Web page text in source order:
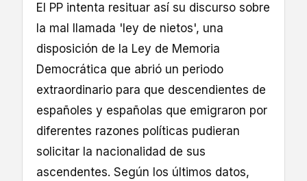
El PP intenta resituar así su discurso sobre
la mal llamada 'ley de nietos', una
disposición de la Ley de Memoria
Democrática que abrió un periodo
extraordinario para que descendientes de
españoles y españolas que emigraron por
diferentes razones políticas pudieran
solicitar la nacionalidad de sus
ascendentes. Según los últimos datos,